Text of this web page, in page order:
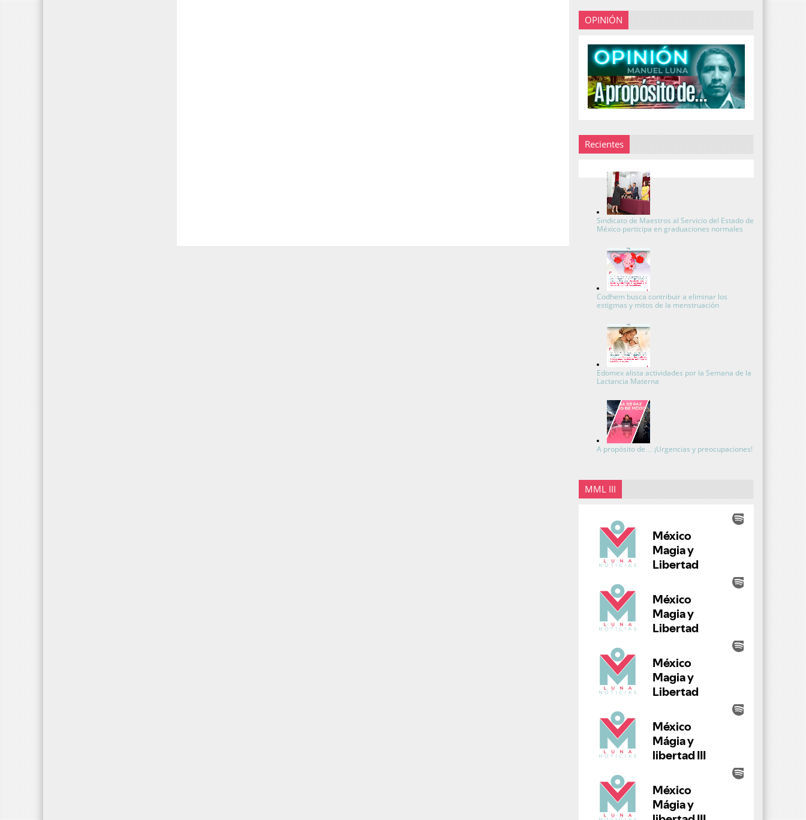
OPINIÓN
Recientes
Sindicato de Maestros al Servicio del Estado de
México participa en graduaciones normales
Codhem busca contribuir a eliminar los
estigmas y mitos de la menstruación
Edomex alista actividades por la Semana de la
Lactancia Materna
A propósito de… ¡Urgencias y preocupaciones!
MML III